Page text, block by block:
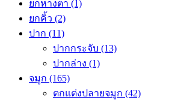
ยกหางตา (1)
ยกคิ้ว (2)
ปาก (11)
ปากกระจับ (13)
ปากล่าง (1)
จมูก (165)
ตกแต่งปลายจมูก (42)